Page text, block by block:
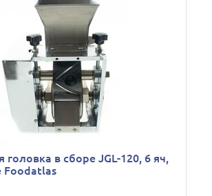
в сборе JGL-120, 6 яч,
Foodatlas